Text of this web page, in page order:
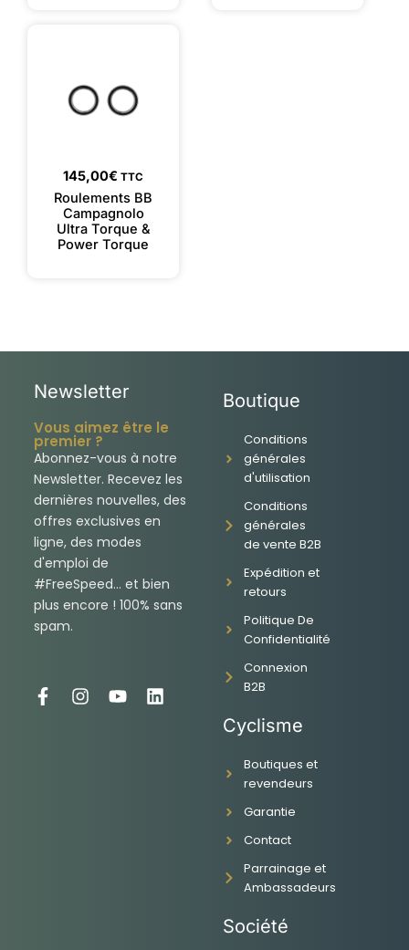
145,00€ TTC
Roulements BB
Campagnolo
Ultra Torque &
Power Torque
Newsletter
Vous aimez être le
premier ?
Abonnez-vous à notre
Newsletter. Recevez les
dernières nouvelles, des
offres exclusives en
ligne, des modes
d'emploi de
#FreeSpeed... et bien
plus encore ! 100% sans
spam.
F
I
Y
L
Boutique
Conditions
générales
d'utilisation
Conditions
générales
de vente B2B
Expédition et
retours
Politique De
Confidentialité
Connexion
B2B
Cyclisme
Boutiques et
revendeurs
Garantie
Contact
Parrainage et
Ambassadeurs
Société